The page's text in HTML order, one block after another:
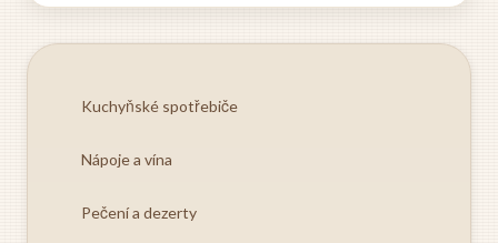
Kuchyňské spotřebiče
Nápoje a vína
Pečení a dezerty